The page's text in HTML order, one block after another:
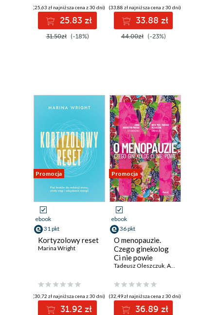
(25,63 zł najniższa cena z 30 dni)
25.83 zł
31.50zł (-18%)
(33,88 zł najniższa cena z 30 dni)
33.88 zł
44.00zł (-23%)
Promocja
ebook
31 pkt
Kortyzolowy reset
Marina Wright
(30,72 zł najniższa cena z 30 dni)
31.92 zł
Promocja
ebook
36 pkt
O menopauzie.
Czego ginekolog
Ci nie powie
Tadeusz Oleszczuk, Anna Augustyn-Protas
(32,49 zł najniższa cena z 30 dni)
36.89 zł